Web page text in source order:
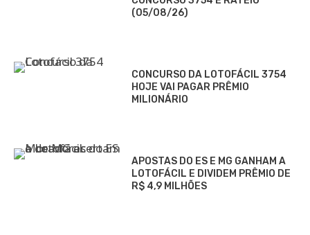
(05/08/26)
CONCURSO DA LOTOFÁCIL 3754
HOJE VAI PAGAR PRÊMIO
MILIONÁRIO
APOSTAS DO ES E MG GANHAM A
LOTOFÁCIL E DIVIDEM PRÊMIO DE
R$ 4,9 MILHÕES